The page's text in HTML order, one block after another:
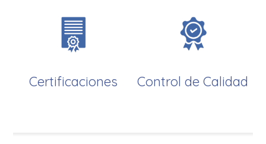
Certificaciones Control de Calidad